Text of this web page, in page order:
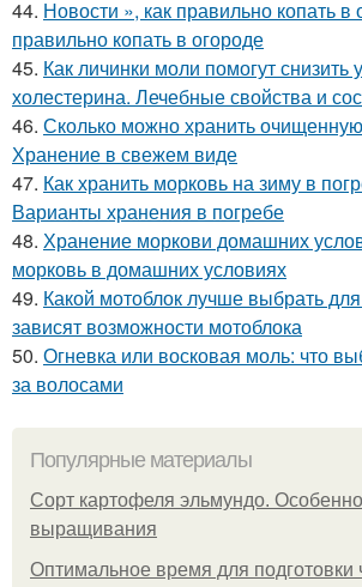
44. Новости », как правильно копать в
правильно копать в огороде
45. Как личинки моли помогут снизить
холестерина. Лечебные свойства и
46. Сколько можно хранить
Хранение в свежем виде
47. Как хранить морковь на зиму в
Варианты хранения в погребе
48. Хранение моркови домашних
морковь в домашних условиях
49. Какой мотоблок лучше выбрать
зависят возможности мотоблока
50. Огневка или восковая моль: что
за волосами
Популярные материалы
Сорт картофеля эльмундо.
выращивания
Оптимальное время для подготовки